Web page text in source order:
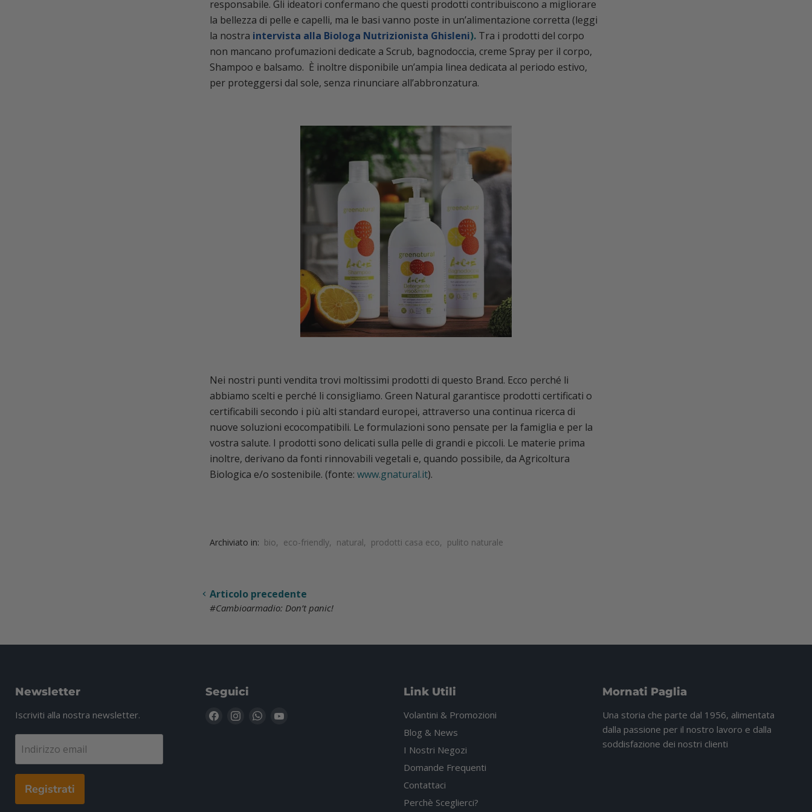
responsabile. Gli ideatori confermano che questi prodotti contribuiscono a migliorare
la bellezza di pelle e capelli, ma le basi vanno poste in un’alimentazione corretta (leggi
la nostra intervista alla Biologa Nutrizionista Ghisleni). Tra i prodotti del corpo
non mancano profumazioni dedicate a Scrub, bagnodoccia, creme Spray per il corpo,
Shampoo e balsamo. È inoltre disponibile un’ampia linea dedicata al periodo estivo,
per proteggersi dal sole, senza rinunciare all’abbronzatura.
Nei nostri punti vendita trovi moltissimi prodotti di questo Brand. Ecco perché li
abbiamo scelti e perché li consigliamo. Green Natural garantisce prodotti certificati o
certificabili secondo i più alti standard europei, attraverso una continua ricerca di
nuove soluzioni ecocompatibili. Le formulazioni sono pensate per la famiglia e per la
vostra salute. I prodotti sono delicati sulla pelle di grandi e piccoli. Le materie prima
inoltre, derivano da fonti rinnovabili vegetali e, quando possibile, da Agricoltura
Biologica e/o sostenibile. (fonte: www.gnatural.it).
Archiviato in: bio, eco-friendly, natural, prodotti casa eco, pulito naturale
Articolo precedente
#Cambioarmadio: Don’t panic!
Newsletter
Iscriviti alla nostra newsletter.
Indirizzo email
Registrati
Seguici
Trovaci Trovaci Trovaci
Link Utili
Volantini & Promozioni
Blog & News
I Nostri Negozi
Domande Frequenti
Contattaci
Perchè Sceglierci?
Mornati Paglia
Una storia che parte dal 1956, alimentata
dalla passione per il nostro lavoro e dalla
soddisfazione dei nostri clienti